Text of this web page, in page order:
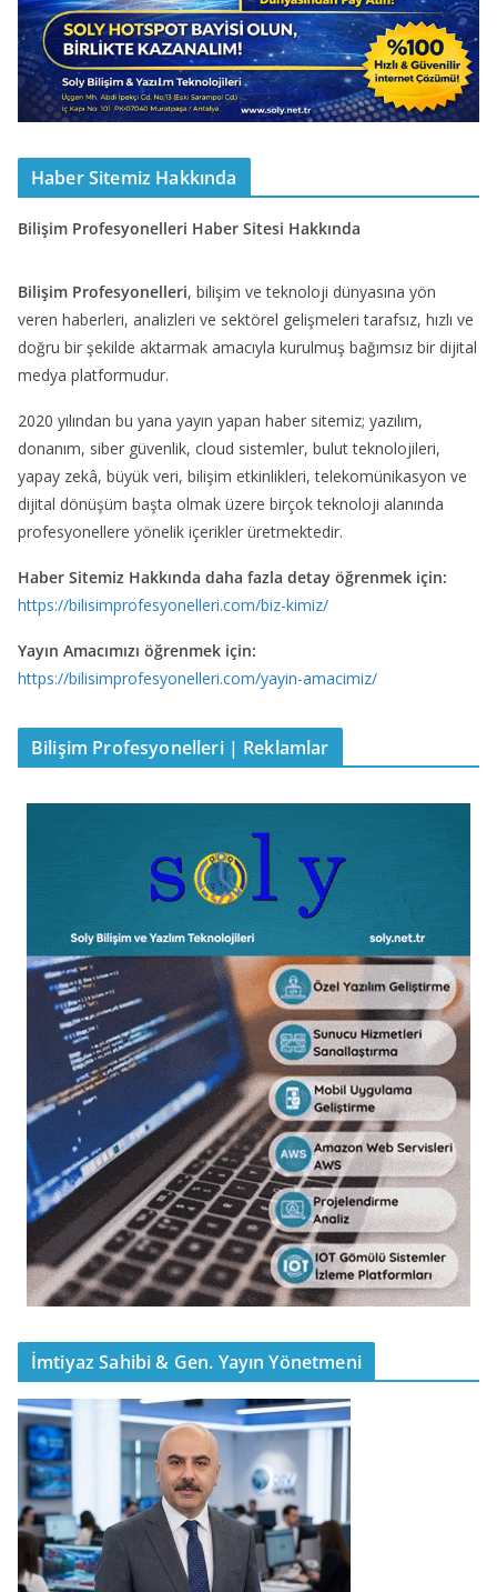
Haber Sitemiz Hakkında
Bilişim Profesyonelleri Haber Sitesi Hakkında
Bilişim Profesyonelleri, bilişim ve teknoloji dünyasına yön
veren haberleri, analizleri ve sektörel gelişmeleri tarafsız, hızlı ve
doğru bir şekilde aktarmak amacıyla kurulmuş bağımsız bir dijital
medya platformudur.
2020 yılından bu yana yayın yapan haber sitemiz; yazılım,
donanım, siber güvenlik, cloud sistemler, bulut teknolojileri,
yapay zekâ, büyük veri, bilişim etkinlikleri, telekomünikasyon ve
dijital dönüşüm başta olmak üzere birçok teknoloji alanında
profesyonellere yönelik içerikler üretmektedir.
Haber Sitemiz Hakkında daha fazla detay öğrenmek için:
https://bilisimprofesyonelleri.com/biz-kimiz/
Yayın Amacımızı öğrenmek için:
https://bilisimprofesyonelleri.com/yayin-amacimiz/
Bilişim Profesyonelleri | Reklamlar
İmtiyaz Sahibi & Gen. Yayın Yönetmeni